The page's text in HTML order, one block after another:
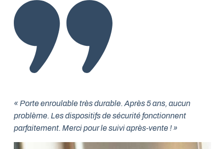
« Porte enroulable très durable. Après 5 ans, aucun
problème. Les dispositifs de sécurité fonctionnent
parfaitement. Merci pour le suivi après-vente ! »